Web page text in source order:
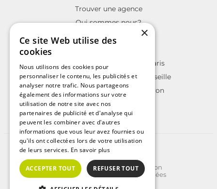
Trouver une agence
Qui sommes nous?
La charte Interkab
Annonces immobilières sur Paris
Annonces immobilières sur Marseille
Annonces immobilières sur Lyon
©2025 | Tous droits réservés
Plan du site
Conditions Générales d'Utilisation
Politique de protection des données
×
Ce site Web utilise des
cookies
Nous utilisons des cookies pour
personnaliser le contenu, les publicités et
analyser notre trafic. Nous partageons
également des informations sur votre
utilisation de notre site avec nos
partenaires de publicité et d'analyse qui
peuvent les combiner avec d'autres
informations que vous leur avez fournies ou
qu'ils ont collectées lors de votre utilisation
de leurs services. En savoir plus
ACCEPTER TOUT REFUSER TOUT